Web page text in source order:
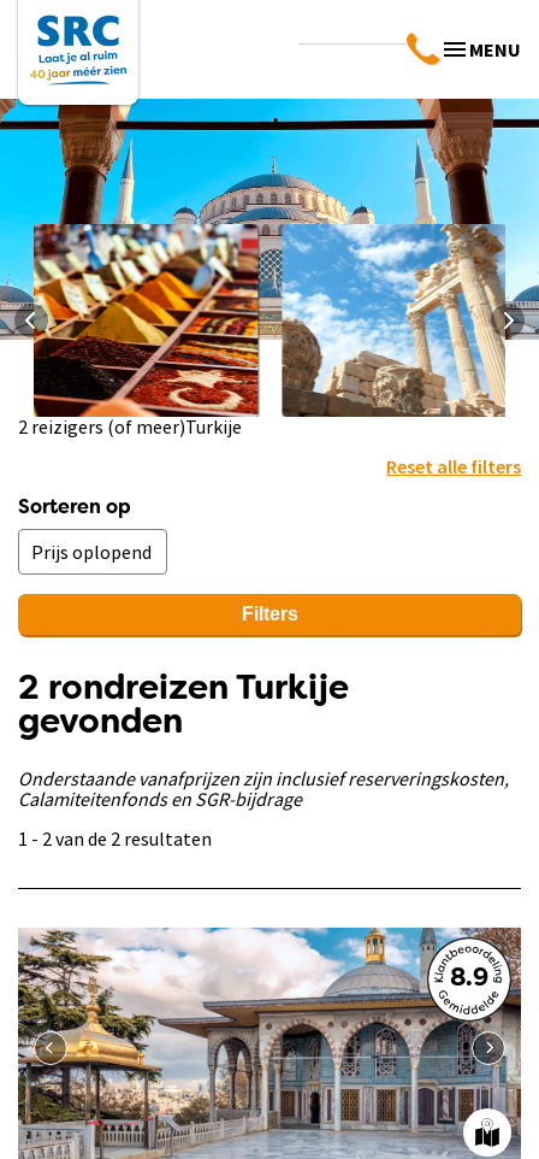
MENU
Landinfo Turkije
Bekijk info
2 reizigers (of meer)Turkije
Reset alle filters
Sorteren op
Filters
2 rondreizen Turkije
gevonden
Onderstaande vanafprijzen zijn inclusief reserveringskosten,
Calamiteitenfonds en SGR-bijdrage
1 - 2 van de 2 resultaten
8.9